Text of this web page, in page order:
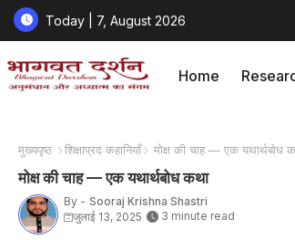
Today | 7, August 2026
Home
मुख्यपृष्ठ शिक्षाप्रद कहानियाँ मोक्ष की चाह — एक यथार्थबोध
मोक्ष की चाह — एक यथार्थबोध कथा
By - Sooraj Krishna Shastri
जुलाई 13, 2025
3 minute read